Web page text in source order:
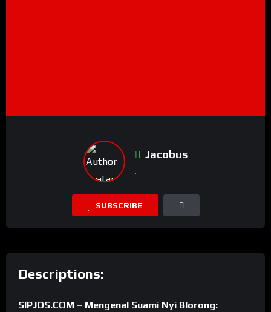
Jacobus
SUBSCRIBE
Descriptions:
SIPJOS.COM – Mengenal Suami Nyi Blorong: